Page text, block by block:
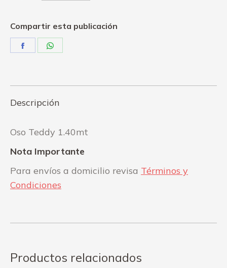
Compartir esta publicación
Share
Descripción
Oso Teddy 1.40mt
Nota Importante
Para envíos a domicilio revisa Términos y
Condiciones
Productos relacionados